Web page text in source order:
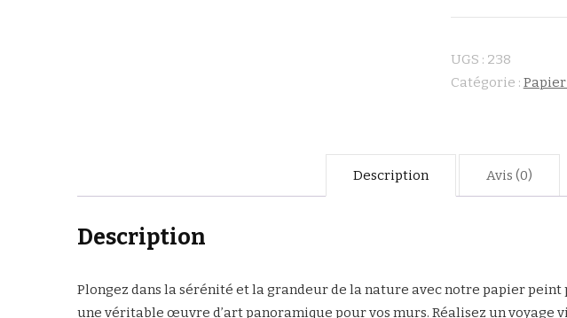
UGS : 238
Catégorie :
Description Avis (0)
Description
Plongez dans la sérénité et la grandeur de la nature avec notre papier peint
une véritable œuvre d’art panoramique pour vos murs. Réalisez un voyage